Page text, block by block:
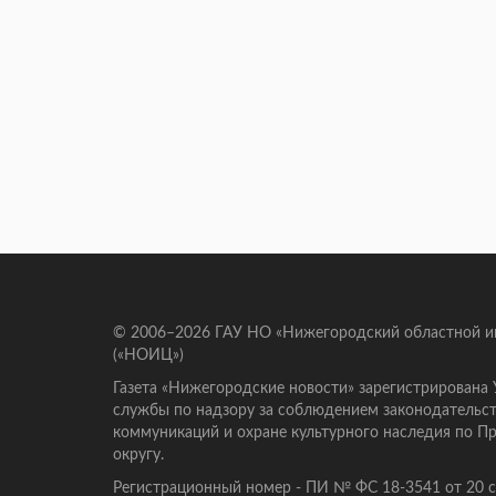
© 2006–2026 ГАУ НО «Нижегородский областной
(«НОИЦ»)
Газета «Нижегородские новости»
службы по надзору за соблюдением
коммуникаций и охране культурного наследия по
округу.
Регистрационный номер - ПИ № ФС 18-3541 от 20